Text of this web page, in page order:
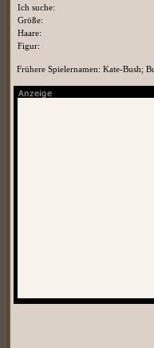
Ich suche:
Größe:
Haare:
Figur:
Frühere Spielernamen: Kate-Bush;